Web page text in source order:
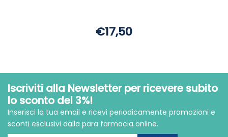
€17,50
Iscriviti alla Newsletter per ricevere subito
lo sconto del 3%!
Inserisci la tua email e ricevi periodicamente promozioni e
sconti esclusivi dalla para farmacia online.